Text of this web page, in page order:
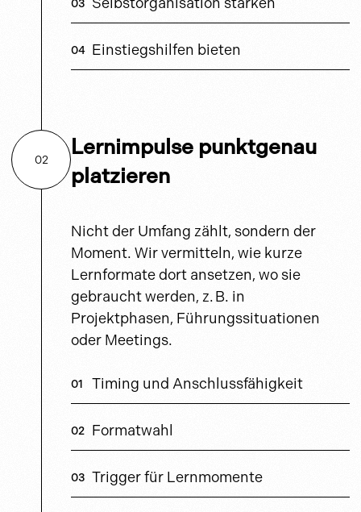
Einstiegshilfen bieten
02
Lernimpulse punktgenau
platzieren
Nicht der Umfang zählt, sondern der
Moment. Wir vermitteln, wie kurze
Lernformate dort ansetzen, wo sie
gebraucht werden, z. B. in
Projektphasen, Führungssituationen
oder Meetings.
Timing und Anschlussfähigkeit
Formatwahl
Trigger für Lernmomente